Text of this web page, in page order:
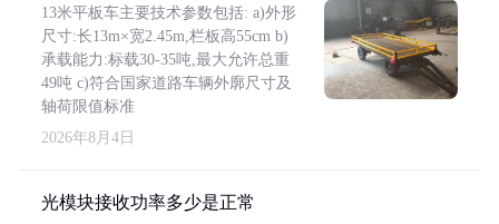
13米平板车主要技术参数包括: a)外形
尺寸:长13m×宽2.45m,栏板高55cm b)
承载能力:标载30-35吨,最大允许总重
49吨 c)符合国家道路车辆外廓尺寸及
轴荷限值标准
2026年8月4日
光模块接收功率多少是正常